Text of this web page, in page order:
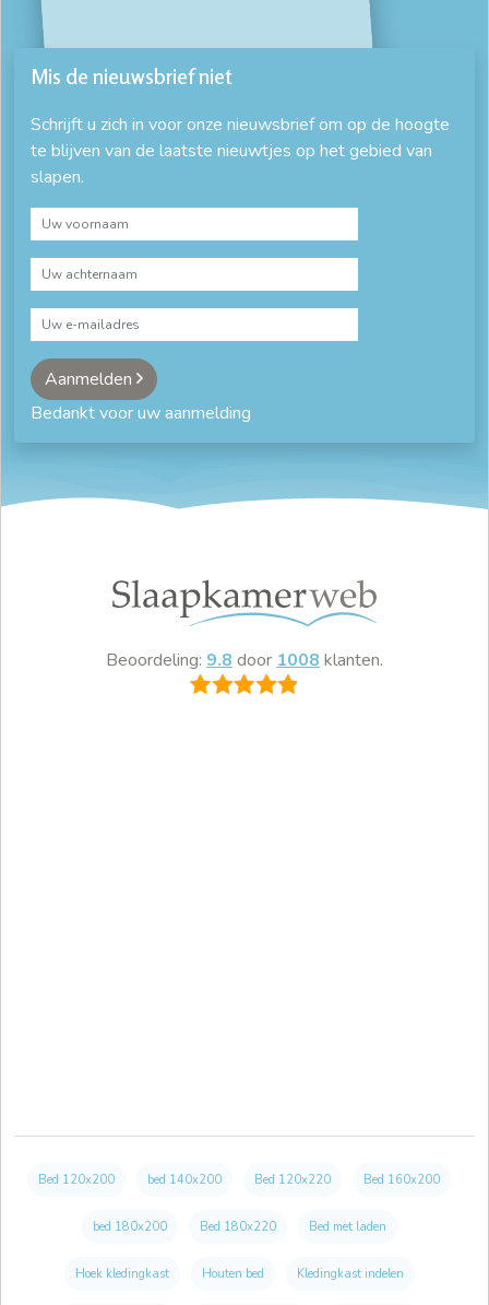
Mis de nieuwsbrief niet
Schrijft u zich in voor onze nieuwsbrief om op de hoogte
te blijven van de laatste nieuwtjes op het gebied van
slapen.
Aanmelden
Bedankt voor uw aanmelding
Beoordeling: 9.8 door 1008 klanten.
Bed 120x200 bed 140x200 Bed 120x220 Bed 160x200
bed 180x200 Bed 180x220 Bed met laden
Hoek kledingkast Houten bed Kledingkast indelen